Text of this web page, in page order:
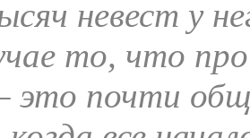
невест у
то, что
это почти